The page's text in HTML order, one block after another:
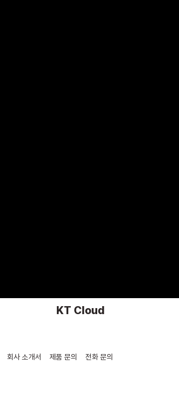
KT Cloud
회사 소개서 제품 문의 전화 문의